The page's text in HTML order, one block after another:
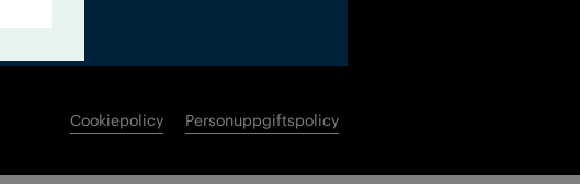
Cookiepolicy Personuppgiftspolicy